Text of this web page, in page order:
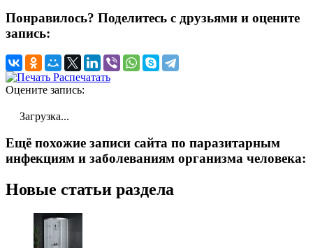
Понравилось? Поделитесь с друзьями и оцените
запись:
Распечатать
Оцените запись:
Загрузка...
Ещё похожие записи сайта по паразитарным
инфекциям и заболеваниям организма человека:
Новые статьи раздела